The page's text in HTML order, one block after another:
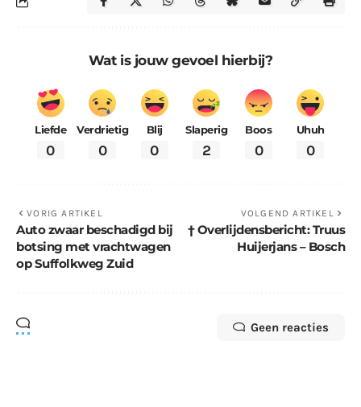
Wat is jouw gevoel hierbij?
Liefde
0
Verdrietig
0
Blij
0
Slaperig
2
Boos
0
Uhuh
0
VORIG ARTIKEL
Auto zwaar beschadigd bij
botsing met vrachtwagen
op Suffolkweg Zuid
VOLGEND ARTIKEL
† Overlijdensbericht: Truus
Huijerjans – Bosch
Geen reacties